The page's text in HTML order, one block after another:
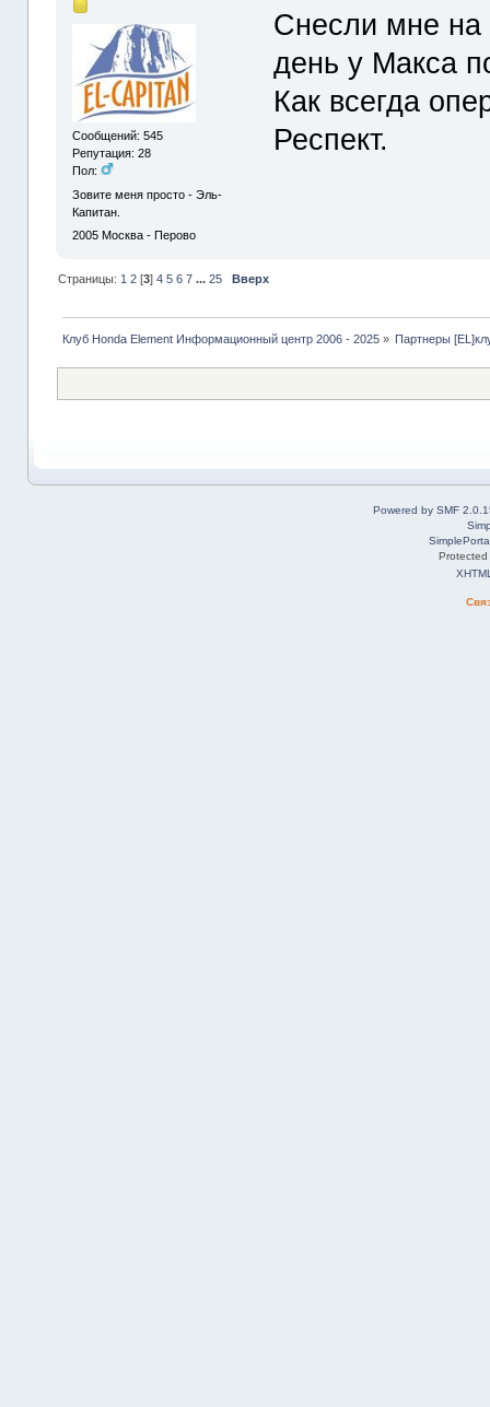
Сообщений: 545
Репутация: 28
Пол:
Зовите меня просто - Эль-
Капитан.
2005 Москва - Перово
Снесли мне на
день у Макса
Как всегда
Респект.
Страницы: 1 2[3] 4 5 6 7 ... 25 Вверх
Клуб Honda Element Информационный центр 2006 - 2025» Партнеры
Powered by SMF